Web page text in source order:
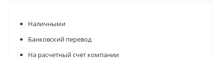
Наличными
Банковский перевод
На расчетный счет компании